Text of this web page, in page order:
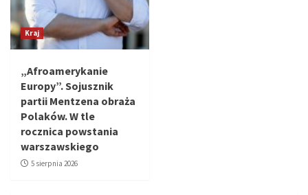
Kraj
„Afroamerykanie
Europy”. Sojusznik
partii Mentzena obraża
Polaków. W tle
rocznica powstania
warszawskiego
5 sierpnia 2026